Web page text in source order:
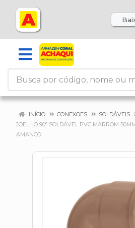
INÍCIO CONEXOES
SOLDÁVEIS
JOELHO 90° SOLDÁVEL PVC MARROM
AMANCO